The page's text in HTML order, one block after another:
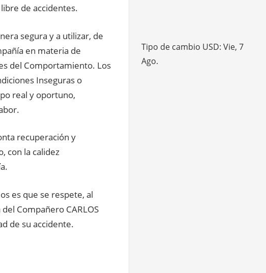
de accidentes.
segura y a utilizar, de
en materia de
del Comportamiento. Los
Inseguras o
real y oportuno,
recuperación y
con la calidez
es que se respete, al
Compañero CARLOS
de su accidente.
Tipo de cambio USD: Vie, 7
Ago.